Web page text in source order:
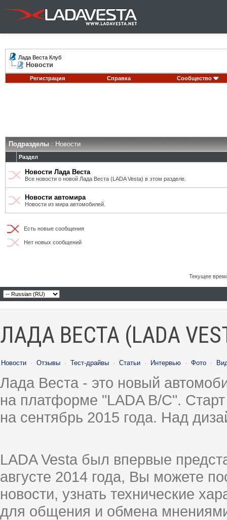
Лада Веста Клуб
Новости
Регистрация Справка Сообщество
Подразделы: Новости
Раздел
Новости Лада Веста
Все новости о новой Лада Веста (LADA Vesta) в этом разделе.
Новости автомира
Новости из мира автомобилей.
Есть новые сообщения
Нет новых сообщений
Текущее
ЛАДА ВЕСТА (LADA
Новости · Отзывы · Тест-драйвы · Статьи · Интервью · Фото ·
Лада Веста - это новый
на платформе "LADA B/C".
на сентябрь 2015 года. Над
LADA Vesta был впервые
августе 2014 года, Вы можете
новости, узнать технические
для общения и обмена